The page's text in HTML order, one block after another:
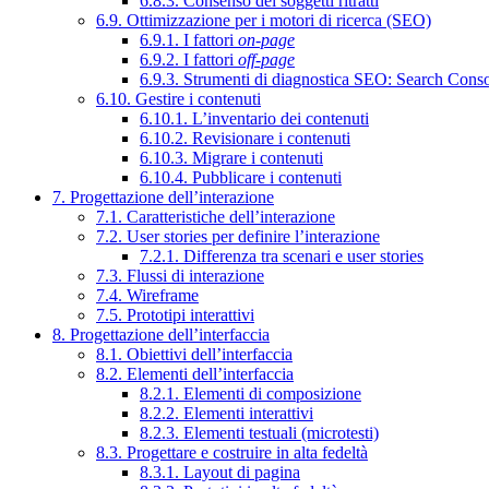
6.9. Ottimizzazione per i motori di ricerca (SEO)
6.9.1. I fattori on-page
6.9.2. I fattori off-page
6.9.3. Strumenti di diagnostica SEO: Search
6.10. Gestire i contenuti
6.10.1. L’inventario dei contenuti
6.10.2. Revisionare i contenuti
6.10.3. Migrare i contenuti
6.10.4. Pubblicare i contenuti
7. Progettazione dell’interazione
7.1. Caratteristiche dell’interazione
7.2. User stories per definire l’interazione
7.2.1. Differenza tra scenari e user stories
7.3. Flussi di interazione
7.4. Wireframe
7.5. Prototipi interattivi
8. Progettazione dell’interfaccia
8.1. Obiettivi dell’interfaccia
8.2. Elementi dell’interfaccia
8.2.1. Elementi di composizione
8.2.2. Elementi interattivi
8.2.3. Elementi testuali (microtesti)
8.3. Progettare e costruire in alta fedeltà
8.3.1. Layout di pagina